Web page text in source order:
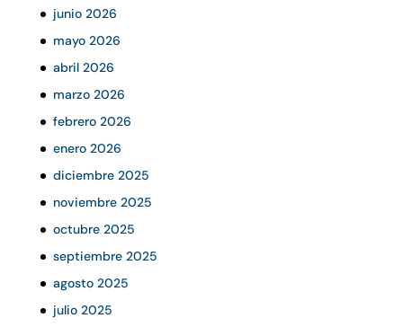
junio 2026
mayo 2026
abril 2026
marzo 2026
febrero 2026
enero 2026
diciembre 2025
noviembre 2025
octubre 2025
septiembre 2025
agosto 2025
julio 2025